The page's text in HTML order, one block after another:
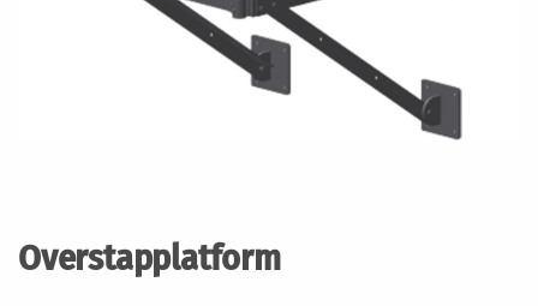
Overstapplatform
begin